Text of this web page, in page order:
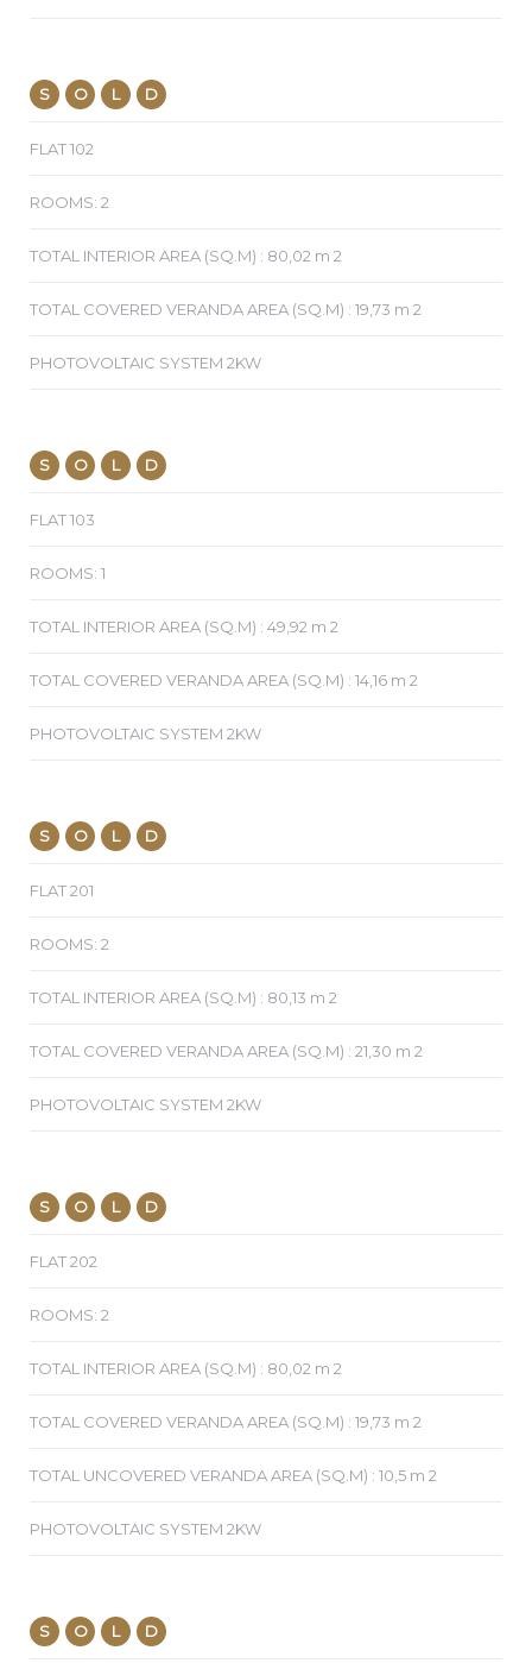
S O L D
FLAT 102
ROOMS: 2
TOTAL INTERIOR AREA (SQ.M) : 80,02 m 2
TOTAL COVERED VERANDA AREA (SQ.M) : 19,73 m 2
PHOTOVOLTAIC SYSTEM 2KW
S O L D
FLAT 103
ROOMS: 1
TOTAL INTERIOR AREA (SQ.M) : 49,92 m 2
TOTAL COVERED VERANDA AREA (SQ.M) : 14,16 m 2
PHOTOVOLTAIC SYSTEM 2KW
S O L D
FLAT 201
ROOMS: 2
TOTAL INTERIOR AREA (SQ.M) : 80,13 m 2
TOTAL COVERED VERANDA AREA (SQ.M) : 21,30 m 2
PHOTOVOLTAIC SYSTEM 2KW
S O L D
FLAT 202
ROOMS: 2
TOTAL INTERIOR AREA (SQ.M) : 80,02 m 2
TOTAL COVERED VERANDA AREA (SQ.M) : 19,73 m 2
TOTAL UNCOVERED VERANDA AREA (SQ.M) : 10,5 m 2
PHOTOVOLTAIC SYSTEM 2KW
S O L D